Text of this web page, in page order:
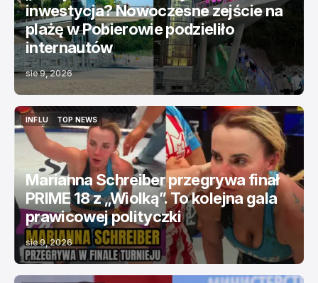
inwestycja? Nowoczesne zejście na
plażę w Pobierowie podzieliło
internautów
sie 9, 2026
INFLU
INFLU
TOP NEWS
TOP NEWS
Marianna Schreiber przegrywa finał
PRIME 18 z „Wiolką”. To kolejna gala
prawicowej polityczki
sie 9, 2026